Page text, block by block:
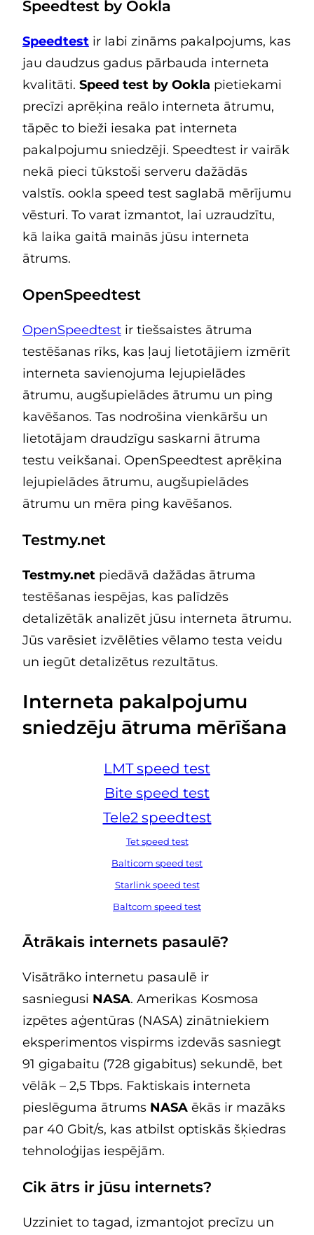
Speedtest by Ookla
Speedtest ir labi zināms pakalpojums, kas
jau daudzus gadus pārbauda interneta
kvalitāti. Speed test by Ookla pietiekami
precīzi aprēķina reālo interneta ātrumu,
tāpēc to bieži iesaka pat interneta
pakalpojumu sniedzēji. Speedtest ir vairāk
nekā pieci tūkstoši serveru dažādās
valstīs. ookla speed test saglabā mērījumu
vēsturi. To varat izmantot, lai uzraudzītu,
kā laika gaitā mainās jūsu interneta
ātrums.
OpenSpeedtest
OpenSpeedtest ir tiešsaistes ātruma
testēšanas rīks, kas ļauj lietotājiem izmērīt
interneta savienojuma lejupielādes
ātrumu, augšupielādes ātrumu un ping
kavēšanos. Tas nodrošina vienkāršu un
lietotājam draudzīgu saskarni ātruma
testu veikšanai. OpenSpeedtest aprēķina
lejupielādes ātrumu, augšupielādes
ātrumu un mēra ping kavēšanos.
Testmy.net
Testmy.net piedāvā dažādas ātruma
testēšanas iespējas, kas palīdzēs
detalizētāk analizēt jūsu interneta ātrumu.
Jūs varēsiet izvēlēties vēlamo testa veidu
un iegūt detalizētus rezultātus.
Interneta pakalpojumu
sniedzēju ātruma mērīšana
LMT speed test
Bite speed test
Tele2 speedtest
Tet speed test
Balticom speed test
Starlink speed test
Baltcom speed test
Ātrākais internets pasaulē?
Visātrāko internetu pasaulē ir
sasniegusi NASA. Amerikas Kosmosa
izpētes aģentūras (NASA) zinātniekiem
eksperimentos vispirms izdevās sasniegt
91 gigabaitu (728 gigabitus) sekundē, bet
vēlāk – 2,5 Tbps. Faktiskais interneta
pieslēguma ātrums NASA ēkās ir mazāks
par 40 Gbit/s, kas atbilst optiskās šķiedras
tehnoloģijas iespējām.
Cik ātrs ir jūsu internets?
Uzziniet to tagad, izmantojot precīzu un